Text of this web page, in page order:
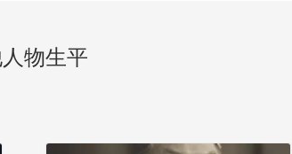
物生平